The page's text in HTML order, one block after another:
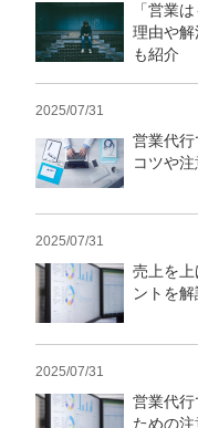
「営業
理由や
も紹介
2025/07/31
営業代
コツや
2025/07/31
売上を
ントを解
2025/07/31
営業代
ための